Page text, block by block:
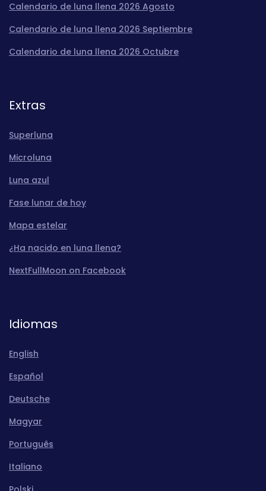
Calendario de luna llena 2026 Agosto
Calendario de luna llena 2026 Septiembre
Calendario de luna llena 2026 Octubre
Extras
Superluna
Microluna
Luna azul
Fase lunar de hoy
Mapa estelar
¿Ha nacido en luna llena?
NextFullMoon on Facebook
Idiomas
English
Español
Deutsche
Magyar
Português
Italiano